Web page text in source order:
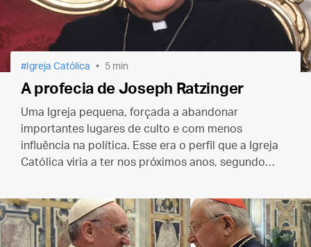
Igreja Católica 5 min
A profecia de Joseph Ratzinger
Uma Igreja pequena, forçada a abandonar
importantes lugares de culto e com menos
influência na política. Esse era o perfil que a Igreja
Católica viria a ter nos próximos anos, segundo